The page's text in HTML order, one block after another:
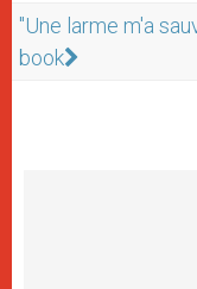
"Une larme m'a
book